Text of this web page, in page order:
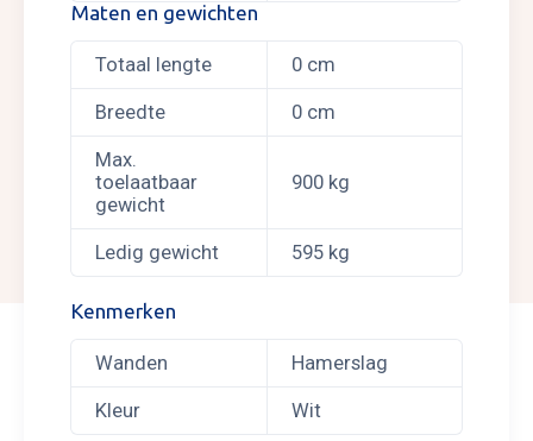
Maten en gewichten
Totaal lengte 0 cm
Breedte 0 cm
Max.
toelaatbaar
gewicht
900 kg
Ledig gewicht 595 kg
Kenmerken
Wanden Hamerslag
Kleur Wit